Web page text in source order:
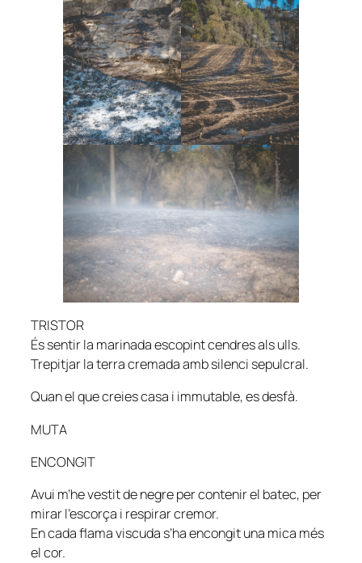
TRISTOR
És sentir la marinada escopint cendres als ulls.
Trepitjar la terra cremada amb silenci sepulcral.
Quan el que creies casa i immutable, es desfà.
MUTA
ENCONGIT
Avui m’he vestit de negre per contenir el batec, per
mirar l’escorça i respirar cremor.
En cada flama viscuda s’ha encongit una mica més
el cor.